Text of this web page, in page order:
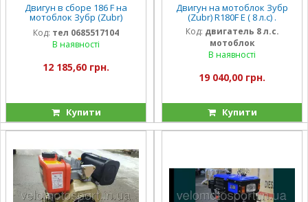
Двигун в сборе 186 F на
мотоблок Зубр (Zubr)
НТ-135/9 л.с ручной стартер
тел 0685517104
Код: тел 0685517104
В наявності
12 185,60 грн.
Купити
Двигун на мотоблок Зубр
(Zubr) R180F E ( 8 л.с) .
Код: двигатель 8 л.с.
мотоблок
В наявності
19 040,00 грн.
Купити